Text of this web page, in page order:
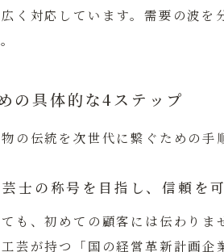
く対応しています。需要の波を
の具体的な4ステップ
の伝統を次世代に繋ぐための手
士の称号を目指し、信頼を
も、初めての顧客には伝わりま
芸が持つ「国の経営革新計画企